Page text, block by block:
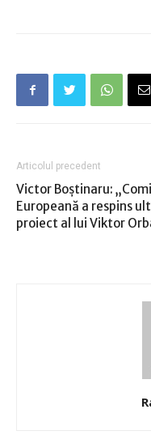
Articolul precedent
Victor Boştinaru:
Europeană a respins
proiect al lui Viktor